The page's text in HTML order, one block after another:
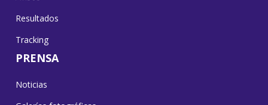
Resultados
Tracking
PRENSA
Noticias